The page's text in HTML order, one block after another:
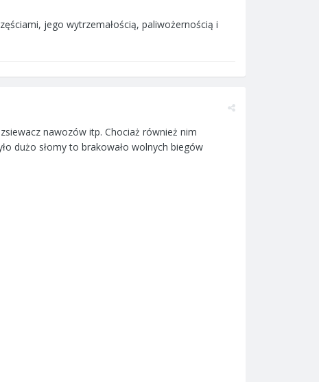
jego wytrzemałością, paliwożernością i
nawozów itp. Chociaż również nim
dużo słomy to brakowało wolnych biegów